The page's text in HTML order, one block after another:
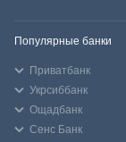
Популярные банки
Приватбанк
Укрсиббанк
Ощадбанк
Сенс Банк